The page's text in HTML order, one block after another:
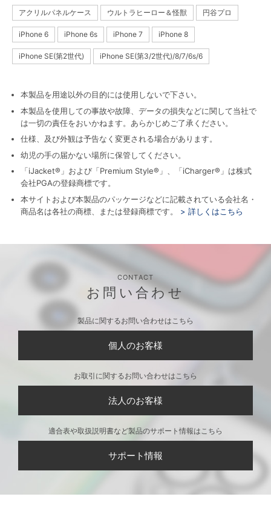
アクリルパネルケース ウルトラヒーロー＆怪獣 円谷プロ
iPhone 6 iPhone 6s iPhone 7 iPhone 8
iPhone SE(第2世代) iPhone SE(第3/2世代)/8/7/6s/6
本製品を用途以外の目的には使用しないで下さい。
本製品を使用しての事故や故障、データの損失などに関して当社で
は一切の責任をおいかねます。あらかじめご了承ください。
仕様、及び外観は予告なく変更される場合があります。
幼児の手の届かない場所に保管してください。
「iJacket®」および「Premium Style®」、「iCharger®」は株式
会社PGAの登録商標です。
本サイトおよび本製品のパッケージなどに記載されている会社名・
商品名は各社の商標、または登録商標です。
> 詳しくはこちら
CONTACT
お問い合わせ
製品に関するお問い合わせはこちら
個人のお客様
お取引に関するお問い合わせはこちら
法人のお客様
適合表や取扱説明書など製品のサポート情報はこちら
サポート情報